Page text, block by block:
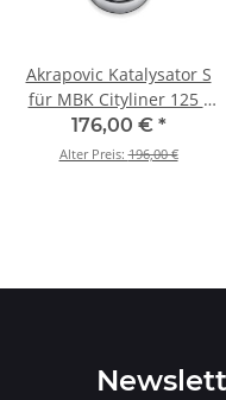
Akrapovic Katalysator S
für MBK Cityliner 125 -
BJ. 2008 > 2011 (P-KAT-
040)
176,00 € *
Alter Preis:196,00 €